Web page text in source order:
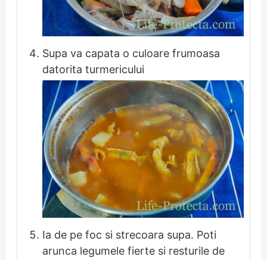
Supa va capata o culoare frumoasa
datorita turmericului
Ia de pe foc si strecoara supa. Poti
arunca legumele fierte si resturile de